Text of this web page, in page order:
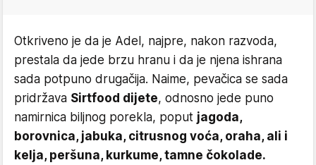
Otkriveno je da je Adel, najpre, nakon razvoda,
prestala da jede brzu hranu i da je njena ishrana
sada potpuno drugačija. Naime, pevačica se sada
pridržava Sirtfood dijete, odnosno jede puno
namirnica biljnog porekla, poput jagoda,
borovnica, jabuka, citrusnog voća, oraha, ali i
kelja, peršuna, kurkume, tamne čokolade.